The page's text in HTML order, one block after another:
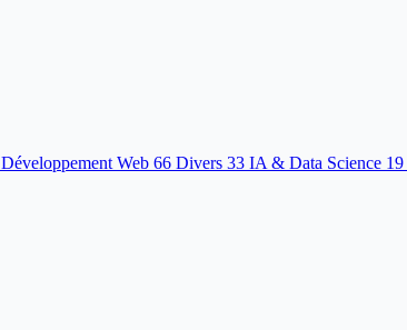
Développement Web 66 Divers 33 IA & Data Science 19